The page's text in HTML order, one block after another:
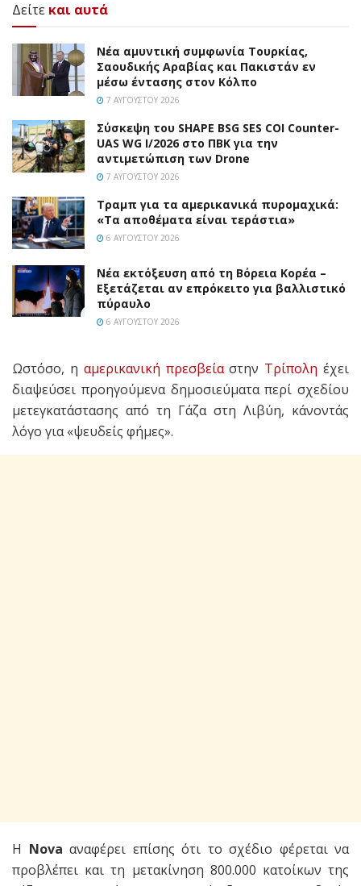
Δείτε και αυτά
Νέα αμυντική συμφωνία Τουρκίας,
Σαουδικής Αραβίας και Πακιστάν εν
μέσω έντασης στον Κόλπο
7 ΑΥΓΟΎΣΤΟΥ 2026
Σύσκεψη του SHAPE BSG SES COI Counter-
UAS WG I/2026 στο ΠΒΚ για την
αντιμετώπιση των Drone
7 ΑΥΓΟΎΣΤΟΥ 2026
Τραμπ για τα αμερικανικά πυρομαχικά:
«Τα αποθέματα είναι τεράστια»
6 ΑΥΓΟΎΣΤΟΥ 2026
Νέα εκτόξευση από τη Βόρεια Κορέα –
Εξετάζεται αν επρόκειτο για βαλλιστικό
πύραυλο
6 ΑΥΓΟΎΣΤΟΥ 2026
Ωστόσο, η αμερικανική πρεσβείαστην Τρίπολη έχει
διαψεύσει προηγούμενα δημοσιεύματα περί σχεδίου
μετεγκατάστασης από τη Γάζα στη Λιβύη, κάνοντάς
λόγο για «ψευδείς φήμες».
Η Nova αναφέρει επίσης ότι το σχέδιο φέρεται να
προβλέπει και τη μετακίνηση 800.000 κατοίκων της